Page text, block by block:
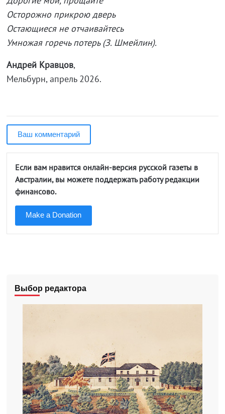
Осторожно прикрою дверь
Остающиеся не отчаивайтесь
Умножая горечь потерь (З. Шмейлин).
Андрей Кравцов,
Мельбурн, апрель 2026.
Ваш комментарий
Если вам нравится онлайн-версия русской газеты в
Австралии, вы можете поддержать работу редакции
финансово.
Make a Donation
Выбор редактора